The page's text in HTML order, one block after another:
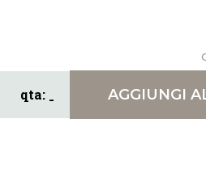
AGGIUNGI